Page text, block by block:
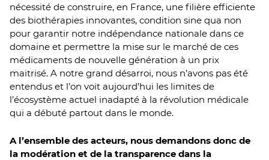
nécessité de construire, en France, une filière efficiente
des biothérapies innovantes, condition sine qua non
pour garantir notre indépendance nationale dans ce
domaine et permettre la mise sur le marché de ces
médicaments de nouvelle génération à un prix
maitrisé. A notre grand désarroi, nous n’avons pas été
entendus et l’on voit aujourd’hui les limites de
l’écosystème actuel inadapté à la révolution médicale
qui a débuté partout dans le monde.
A l’ensemble des acteurs, nous demandons donc de
la modération et de la transparence dans la